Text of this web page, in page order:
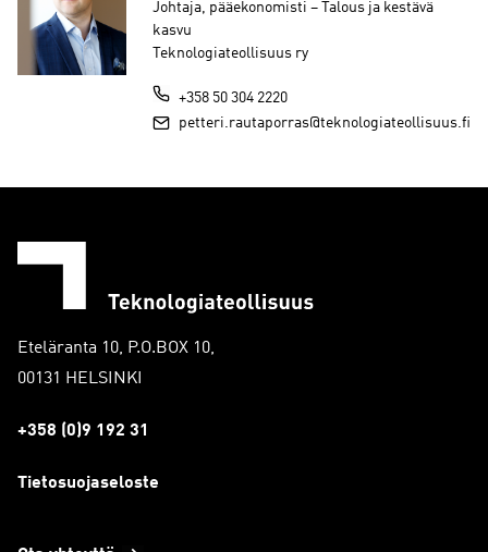
Johtaja, pääekonomisti – Talous ja kestävä
kasvu
Teknologiateollisuus ry
+358 50 304 2220
petteri.rautaporras@teknologiateollisuus.fi
Eteläranta 10, P.O.BOX 10,
00131 HELSINKI
+358 (0)9 192 31
Tietosuojaseloste